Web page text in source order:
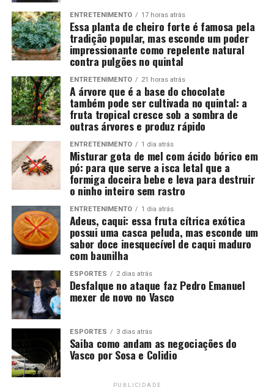
ENTRETENIMENTO 17 horas atrás
Essa planta de cheiro forte é famosa pela
tradição popular, mas esconde um poder
impressionante como repelente natural
contra pulgões no quintal
ENTRETENIMENTO 21 horas atrás
A árvore que é a base do chocolate
também pode ser cultivada no quintal: a
fruta tropical cresce sob a sombra de
outras árvores e produz rápido
ENTRETENIMENTO 1 dia atrás
Misturar gota de mel com ácido bórico em
pó: para que serve a isca letal que a
formiga doceira bebe e leva para destruir
o ninho inteiro sem rastro
ENTRETENIMENTO 1 dia atrás
Adeus, caqui: essa fruta cítrica exótica
possui uma casca peluda, mas esconde um
sabor doce inesquecível de caqui maduro
com baunilha
ESPORTES 2 dias atrás
Desfalque no ataque faz Pedro Emanuel
mexer de novo no Vasco
ESPORTES 3 dias atrás
Saiba como andam as negociações do
Vasco por Sosa e Colidio
PUBLICIDADE